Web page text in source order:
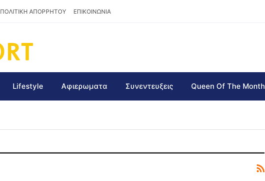
ΠΟΛΙΤΙΚΗ ΑΠΟΡΡΗΤΟΥ ΕΠΙΚΟΙΝΩΝΙΑ
Lifestyle Αφιερωματα Συνεντευξεις Queen Of The Month